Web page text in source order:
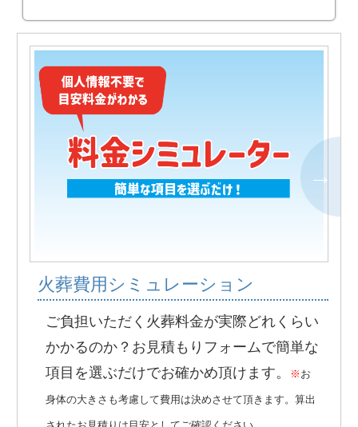
火葬費用シミュレーション
ご負担いただく火葬料金が実際どれくらい
かかるのか？お見積もりフォームで簡単な
項目を選ぶだけでお確かめ頂けます。
※ お
身体の大きさも考慮して費用は決めさせて頂きます。算出